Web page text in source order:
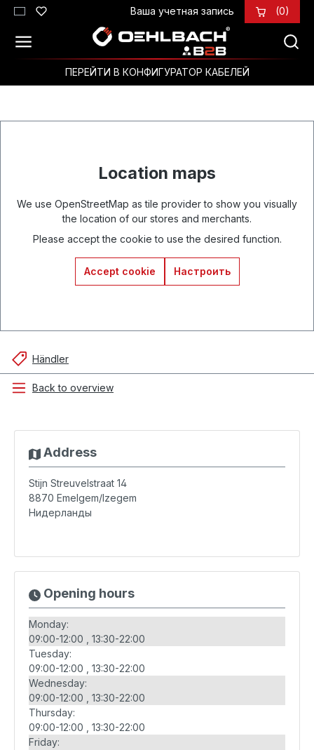
Перейти к основному содержанию
Ваша учетная запись (0)
ПЕРЕЙТИ В КОНФИГУРАТОР КАБЕЛЕЙ
Location maps
We use OpenStreetMap as tile provider to show you visually
the location of our stores and merchants.
Please accept the cookie to use the desired function.
Accept cookie Настроить
Händler
Back to overview
Address
Stijn Streuvelstraat 14
8870 Emelgem/Izegem
Нидерланды
Opening hours
Monday:
09:00-12:00
13:30-22:00
Tuesday:
09:00-12:00
13:30-22:00
Wednesday:
09:00-12:00
13:30-22:00
Thursday:
09:00-12:00
13:30-22:00
Friday: